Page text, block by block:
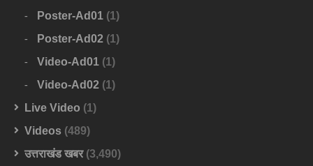
Poster-Ad01 (1)
Poster-Ad02 (1)
Video-Ad01 (1)
Video-Ad02 (1)
Live Video (1)
Videos (489)
उत्तराखंड खबर(3,490)